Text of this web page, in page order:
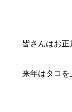
皆さんはお正
来年はタコを